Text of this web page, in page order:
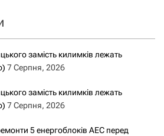
замість килимків лежать
7 Серпня, 2026
замість килимків лежать
7 Серпня, 2026
5 енергоблоків АЕС перед